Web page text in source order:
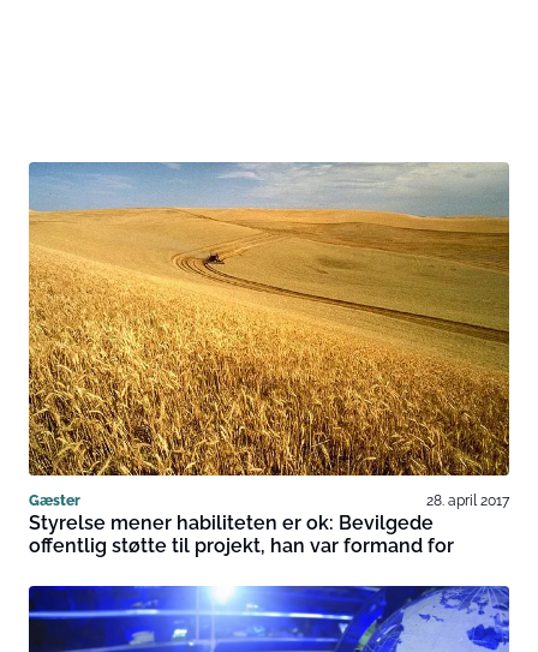
Gæster 28. april 2017
Styrelse mener habiliteten er ok: Bevilgede
offentlig støtte til projekt, han var formand for